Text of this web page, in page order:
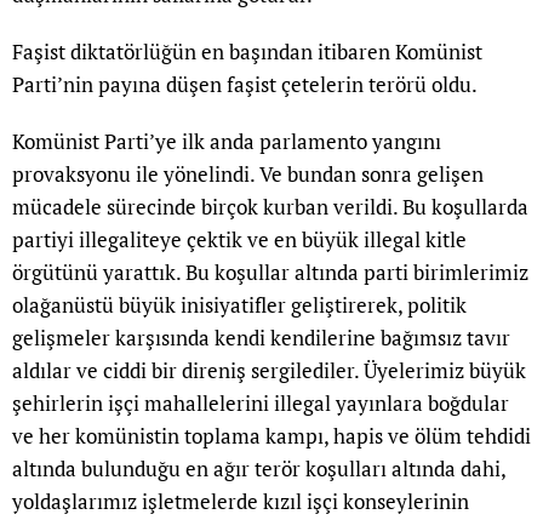
Faşist diktatörlüğün en başından itibaren Komünist
Parti’nin payına düşen faşist çetelerin terörü oldu.
Komünist Parti’ye ilk anda parlamento yangını
provaksyonu ile yönelindi. Ve bundan sonra gelişen
mücadele sürecinde birçok kurban verildi. Bu koşullarda
partiyi illegaliteye çektik ve en büyük illegal kitle
örgütünü yarattık. Bu koşullar altında parti birimlerimiz
olağanüstü büyük inisiyatifler geliştirerek, politik
gelişmeler karşısında kendi kendilerine bağımsız tavır
aldılar ve ciddi bir direniş sergilediler. Üyelerimiz büyük
şehirlerin işçi mahallelerini illegal yayınlara boğdular
ve her komünistin toplama kampı, hapis ve ölüm tehdidi
altında bulunduğu en ağır terör koşulları altında dahi,
yoldaşlarımız işletmelerde kızıl işçi konseylerinin